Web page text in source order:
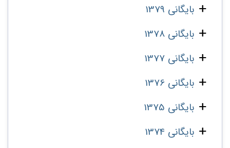
بایگانی 1379
بایگانی 1378
بایگانی 1377
بایگانی 1376
بایگانی 1375
بایگانی 1374